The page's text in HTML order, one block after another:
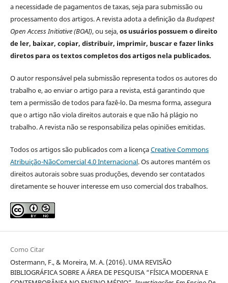
a necessidade de pagamentos de taxas, seja para submissão ou
processamento dos artigos. A revista adota a definição daBudapest
Open Access Initiative (BOAI), ou seja,os usuários possuem o direito
de ler, baixar, copiar, distribuir, imprimir, buscar e fazer links
diretos para os textos completos dos artigos nela publicados.
O autor responsável pela submissão representa todos os autores do
trabalho e, ao enviar o artigo para a revista, está garantindo que
tem a permissão de todos para fazê-lo. Da mesma forma, assegura
que o artigo não viola direitos autorais e que não há plágio no
trabalho. A revista não se responsabiliza pelas opiniões emitidas.
Todos os artigos são publicados com a licençaCreative Commons
Atribuição-NãoComercial 4.0 Internacional. Os autores mantém os
direitos autorais sobre suas produções, devendo ser contatados
diretamente se houver interesse em uso comercial dos trabalhos.
Como Citar
Ostermann, F., & Moreira, M. A. (2016). UMA REVISÃO
BIBLIOGRÁFICA SOBRE A ÁREA DE PESQUISA “FÍSICA MODERNA E